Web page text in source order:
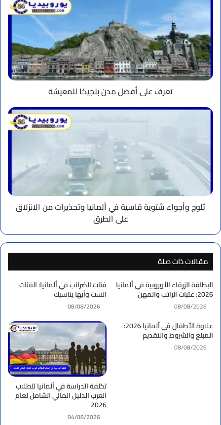
على
مدن
بلجيكا
للمعيشة
تعرف على أفضل مدن بلجيكا للمعيشة
ثلوج
ألمانيا
وتحذيرات
من
الانزلاق
على
الطرق
ثلوج وأجواء شتوية قاسية في ألمانيا وتحذيرات من الانزلاق
على الطرق
مقالات ذات صلة
البطاقة الزرقاء الأوروبية في ألمانيا
2026: عتبات الراتب والمهن
08/08/2026
فئات الضرائب في ألمانيا: الفئات
الست وأيها يناسبك
08/08/2026
علاوة الأطفال في ألمانيا 2026:
المبلغ والشروط والتقديم
08/08/2026
تكلفة الدراسة في ألمانيا للطلاب
العرب الدليل المالي الشامل لعام
2026
04/08/2026